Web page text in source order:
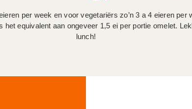
per week en voor vegetariërs zo’n 3 a 4 eieren
equivalent aan ongeveer 1,5 ei per portie omelet.
lunch!